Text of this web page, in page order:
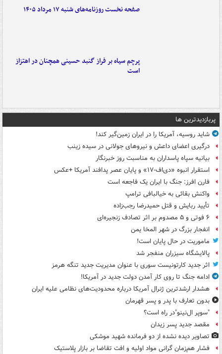
صفحه نخست روزنامه‌های شنبه ۱۷ مرداد ۱۴۰۵
پرچم سیاه بر فراز گنبد حسینی همچنان در اهتزاز
است
پربازدیدترین ها
شاید روسیه، آمریکا را در ایران زمین‌گیر کند!
درگیری اعضای داعش و نیروهای جولانی در سیده زینب
بیانیه سپاه پاسداران به مناسبت روز خبرنگار
استقرار انبوه «دی‌اف‑۱۷» و پایان عصر پدافند آمریکا +عکس
فارن افرز: جنگ با ایران یک فاجعه است
واکنش بقائی به خیالبافی ترامپ
تأیید ربایش و قتل حمیدرضا رجب‌زاده
۶ فوتی و ۵ مصدوم بر اثر تصادف زنجیره‌ای
انفجار بزرگ در شهر المخا یمن
ماموریت در حال پایان است!
پالایشگاه سیزران منفجر شد
اثر جدید کارتونیست سوری با عنوان مدیریت جدید تنگه هرمز
ادامه جنگ تا روی کار آمدن دولت جدید در آمریکا!
هشدار ارشدترین ژنرال آمریکا درباره محدودیت‌های نظامی علیه ایران
بدون تعارف با پدر و پسر قهرمان
"سوپر ال‌نینو"در راه است؟
مقصد جدید پسر زیدان
تصاویر دیده‌ نشده از دو فرمانده شهید موشکی
فشار هم‌زمان گرانی مواد اولیه و افت تقاضا بر بازار پلاستیک